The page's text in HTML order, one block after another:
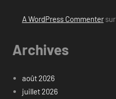
A WordPress Commentersur
Archives
août 2026
juillet 2026